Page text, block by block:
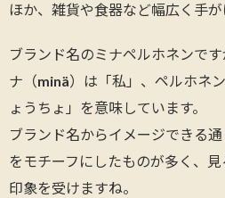
ほか、雑貨や食器など幅広く手が
ブランド名のミナペルホネンで
ナ（minä）は「私」、ペルホネ
ょうちょ」を意味しています。
ブランド名からイメージできる
をモチーフにしたものが多く、
印象を受けますね。